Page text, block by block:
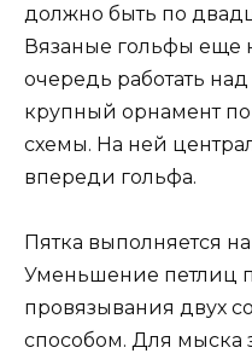
должно быть по
Вязаные гольфы еще
очередь работать
крупный орнамент
схемы. На ней
впереди гольфа.
Пятка выполняется
Уменьшение петлиц
провязывания двух
способом. Для мыска